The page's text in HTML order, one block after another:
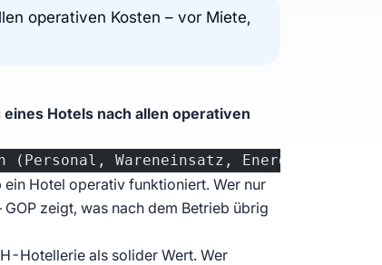
operativen Kosten – vor Miete,
Hotels nach allen operativen
(Personal, Wareneinsatz, Energie,
Hotel operativ funktioniert. Wer nur
zeigt, was nach dem Betrieb übrig
Hotellerie als solider Wert. Wer